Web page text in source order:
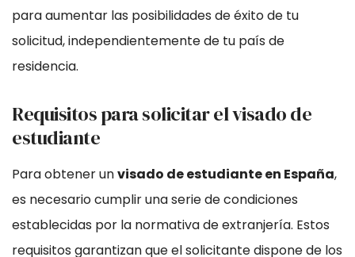
para aumentar las posibilidades de éxito de tu
solicitud, independientemente de tu país de
residencia.
Requisitos para solicitar el visado de
estudiante
Para obtener unvisado de estudiante en España,
es necesario cumplir una serie de condiciones
establecidas por la normativa de extranjería. Estos
requisitos garantizan que el solicitante dispone de los